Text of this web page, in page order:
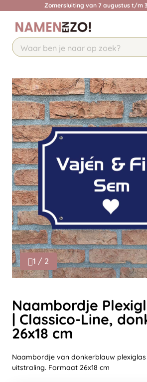
Zomersluiting van 7 augustus t/m
Chat 24/7 met onze
hulp
Contact
1 / 2
Naambordje
| Classico-Line,
26x18 cm
Naambordje van donkerblauw
uitstraling. Formaat 26x18 cm